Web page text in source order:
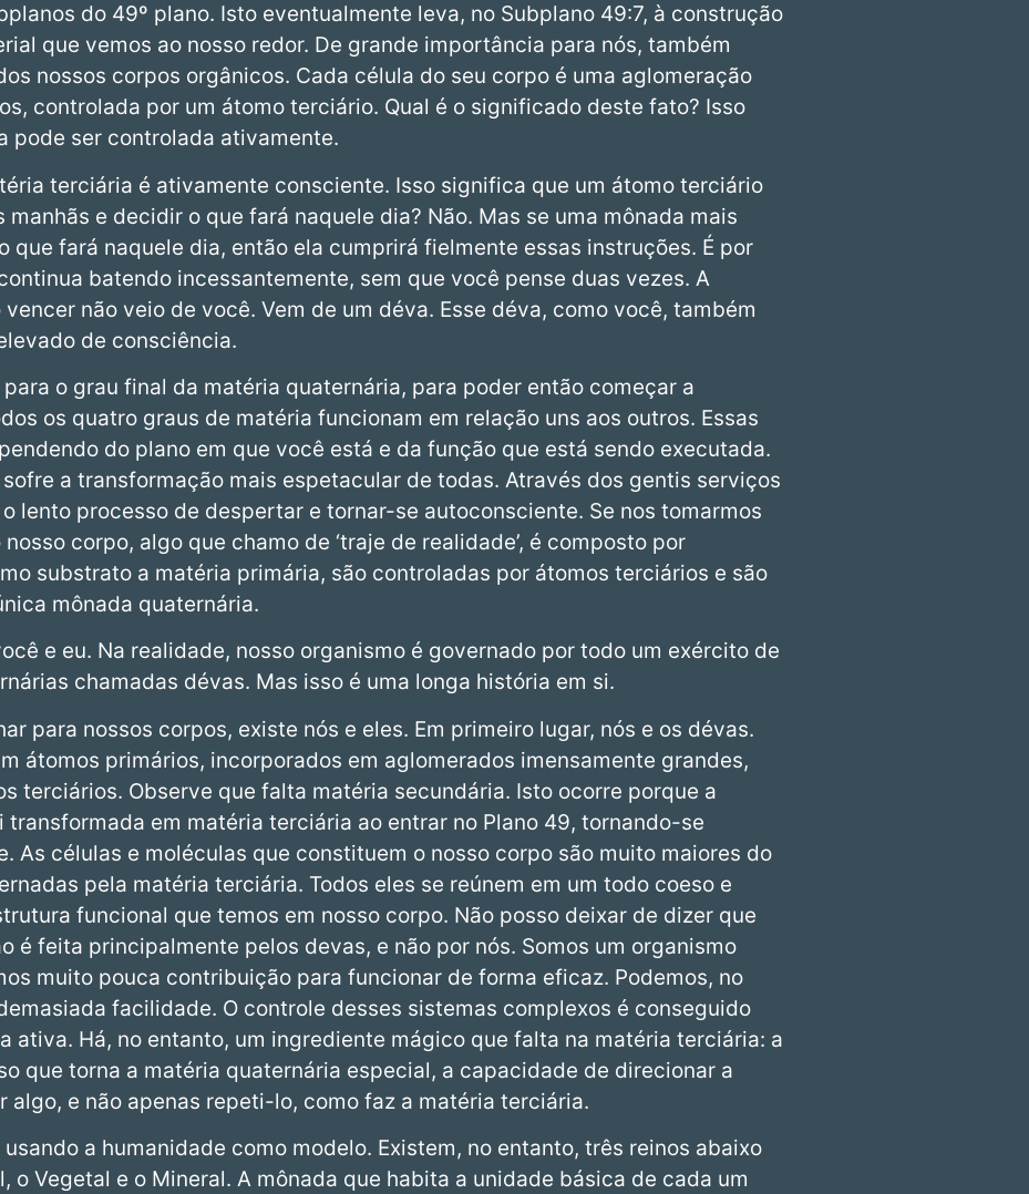
do 49º plano. Isto eventualmente leva, no Subplano 49:7, à construção
que vemos ao nosso redor. De grande importância para nós, também
nossos corpos orgânicos. Cada célula do seu corpo é uma aglomeração
controlada por um átomo terciário. Qual é o significado deste fato? Isso
pode ser controlada ativamente.
terciária é ativamente consciente. Isso significa que um átomo terciário
e decidir o que fará naquele dia? Não. Mas se uma mônada mais
que fará naquele dia, então ela cumprirá fielmente essas instruções. É por
batendo incessantemente, sem que você pense duas vezes. A
não veio de você. Vem de um déva. Esse déva, como você, também
de consciência.
o grau final da matéria quaternária, para poder então começar a
os quatro graus de matéria funcionam em relação uns aos outros. Essas
do plano em que você está e da função que está sendo executada.
a transformação mais espetacular de todas. Através dos gentis serviços
lento processo de despertar e tornar-se autoconsciente. Se nos tomarmos
corpo, algo que chamo de ‘traje de realidade’, é composto por
substrato a matéria primária, são controladas por átomos terciários e são
mônada quaternária.
e eu. Na realidade, nosso organismo é governado por todo um exército de
chamadas dévas. Mas isso é uma longa história em si.
para nossos corpos, existe nós e eles. Em primeiro lugar, nós e os dévas.
átomos primários, incorporados em aglomerados imensamente grandes,
terciários. Observe que falta matéria secundária. Isto ocorre porque a
em matéria terciária ao entrar no Plano 49, tornando-se
As células e moléculas que constituem o nosso corpo são muito maiores do
pela matéria terciária. Todos eles se reúnem em um todo coeso e
funcional que temos em nosso corpo. Não posso deixar de dizer que
é feita principalmente pelos devas, e não por nós. Somos um organismo
muito pouca contribuição para funcionar de forma eficaz. Podemos, no
facilidade. O controle desses sistemas complexos é conseguido
ativa. Há, no entanto, um ingrediente mágico que falta na matéria terciária: a
que torna a matéria quaternária especial, a capacidade de direcionar a
algo, e não apenas repeti-lo, como faz a matéria terciária.
a humanidade como modelo. Existem, no entanto, três reinos abaixo
o Vegetal e o Mineral. A mônada que habita a unidade básica de cada um